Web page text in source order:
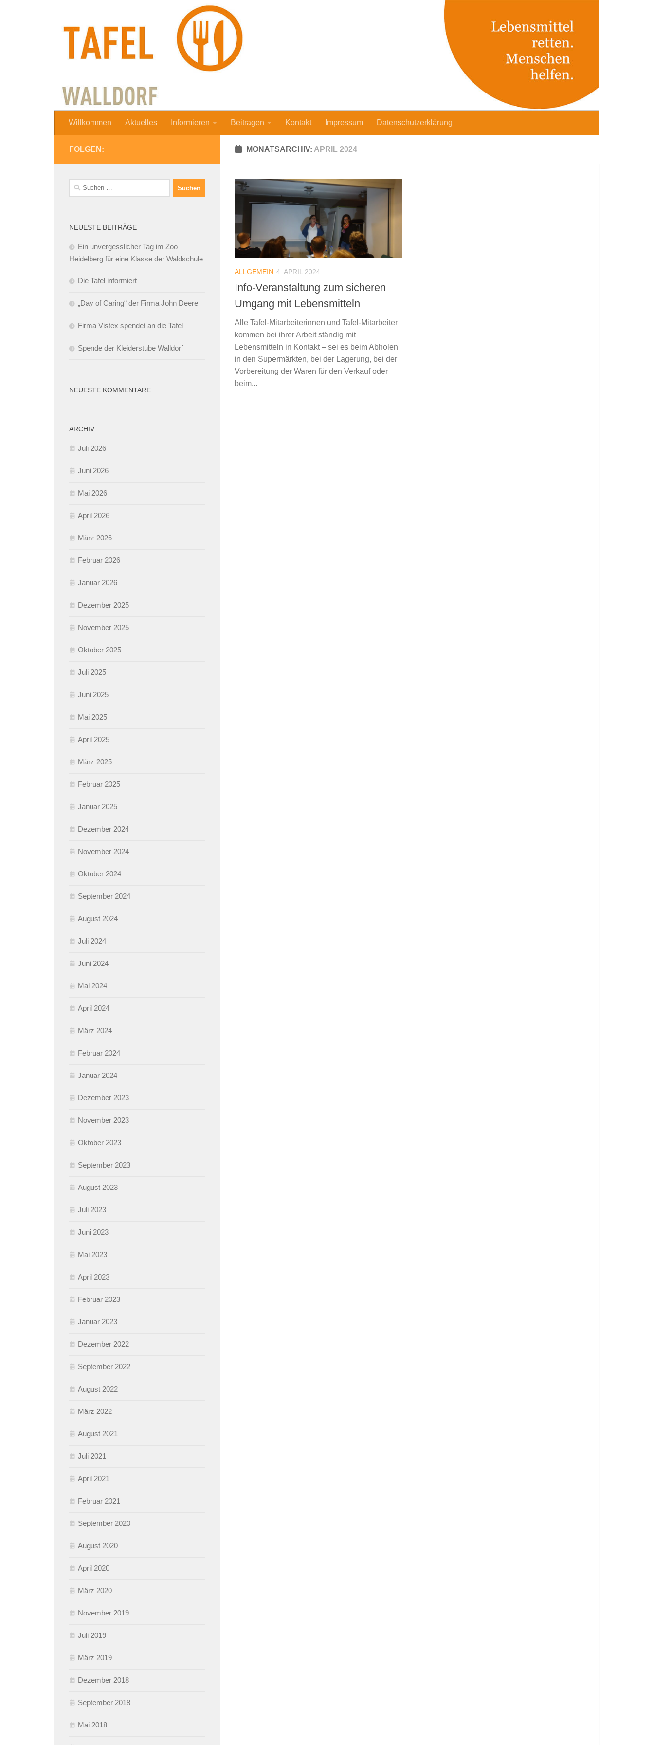
Willkommen Aktuelles Informieren Beitragen Kontakt Impressum Datenschutzerklärung
MONATSARCHIV: APRIL 2024
ALLGEMEIN 4. APRIL 2024
Info-Veranstaltung zum sicheren
Umgang mit Lebensmitteln
Alle Tafel-Mitarbeiterinnen und Tafel-Mitarbeiter
kommen bei ihrer Arbeit ständig mit
Lebensmitteln in Kontakt – sei es beim Abholen
in den Supermärkten, bei der Lagerung, bei der
Vorbereitung der Waren für den Verkauf oder
beim...
FOLGEN:
Suchen
nach:
NEUESTE BEITRÄGE
Ein unvergesslicher Tag im Zoo
Heidelberg für eine Klasse der Waldschule
Die Tafel informiert
„Day of Caring“ der Firma John Deere
Firma Vistex spendet an die Tafel
Spende der Kleiderstube Walldorf
NEUESTE KOMMENTARE
ARCHIV
Juli 2026
Juni 2026
Mai 2026
April 2026
März 2026
Februar 2026
Januar 2026
Dezember 2025
November 2025
Oktober 2025
Juli 2025
Juni 2025
Mai 2025
April 2025
März 2025
Februar 2025
Januar 2025
Dezember 2024
November 2024
Oktober 2024
September 2024
August 2024
Juli 2024
Juni 2024
Mai 2024
April 2024
März 2024
Februar 2024
Januar 2024
Dezember 2023
November 2023
Oktober 2023
September 2023
August 2023
Juli 2023
Juni 2023
Mai 2023
April 2023
Februar 2023
Januar 2023
Dezember 2022
September 2022
August 2022
März 2022
August 2021
Juli 2021
April 2021
Februar 2021
September 2020
August 2020
April 2020
März 2020
November 2019
Juli 2019
März 2019
Dezember 2018
September 2018
Mai 2018